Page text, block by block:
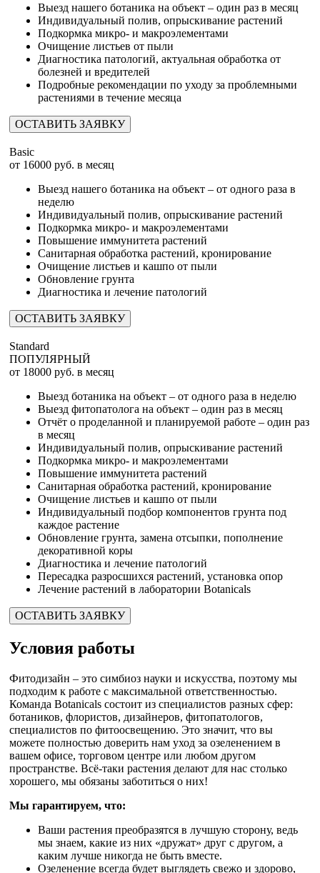
Выезд нашего ботаника на объект – один раз в месяц
Индивидуальный полив, опрыскивание растений
Подкормка микро- и макроэлементами
Очищение листьев от пыли
Диагностика патологий, актуальная обработка от
болезней и вредителей
Подробные рекомендации по уходу за проблемными
растениями в течение месяца
ОСТАВИТЬ ЗАЯВКУ
Basic
от 16000 руб. в месяц
Выезд нашего ботаника на объект – от одного раза в
неделю
Индивидуальный полив, опрыскивание растений
Подкормка микро- и макроэлементами
Повышение иммунитета растений
Санитарная обработка растений, кронирование
Очищение листьев и кашпо от пыли
Обновление грунта
Диагностика и лечение патологий
ОСТАВИТЬ ЗАЯВКУ
Standard
ПОПУЛЯРНЫЙ
от 18000 руб. в месяц
Выезд ботаника на объект – от одного раза в неделю
Выезд фитопатолога на объект – один раз в месяц
Отчёт о проделанной и планируемой работе – один раз
в месяц
Индивидуальный полив, опрыскивание растений
Подкормка микро- и макроэлементами
Повышение иммунитета растений
Санитарная обработка растений, кронирование
Очищение листьев и кашпо от пыли
Индивидуальный подбор компонентов грунта под
каждое растение
Обновление грунта, замена отсыпки, пополнение
декоративной коры
Диагностика и лечение патологий
Пересадка разросшихся растений, установка опор
Лечение растений в лаборатории Botanicals
ОСТАВИТЬ ЗАЯВКУ
Условия работы
Фитодизайн – это симбиоз науки и искусства, поэтому мы
подходим к работе с максимальной ответственностью.
Команда Botanicals состоит из специалистов разных сфер:
ботаников, флористов, дизайнеров, фитопатологов,
специалистов по фитоосвещению. Это значит, что вы
можете полностью доверить нам уход за озеленением в
вашем офисе, торговом центре или любом другом
пространстве. Всё-таки растения делают для нас столько
хорошего, мы обязаны заботиться о них!
Мы гарантируем, что:
Ваши растения преобразятся в лучшую сторону, ведь
мы знаем, какие из них «дружат» друг с другом, а
каким лучше никогда не быть вместе.
Озеленение всегда будет выглядеть свежо и здорово,